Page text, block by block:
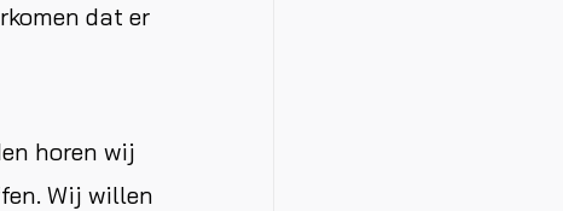
dat er
horen wij
Wij willen